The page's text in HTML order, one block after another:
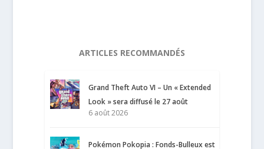
ARTICLES RECOMMANDÉS
Grand Theft Auto VI – Un « Extended
Look » sera diffusé le 27 août
6 août 2026
Pokémon Pokopia : Fonds-Bulleux est